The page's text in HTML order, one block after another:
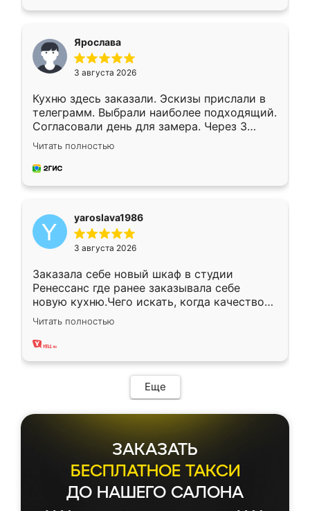
Ярослава
3 августа 2026
Кухню здесь заказали. Эскизы прислали в
телеграмм. Выбрали наиболее подходящий.
Согласовали день для замера. Через 3
недели кухня была уже готова. Остались
довольны работой. Спасибо Ренессанс
мебель за качественную работу!
Читать полностью
yaroslava1986
3 августа 2026
Заказала себе новый шкаф в студии
Ренессанс где ранее заказывала себе
новую кухню.Чего искать, когда качеством
вполне довольна. Служит кухня уже почти
два года, нареканий нет.
Читать полностью
Еще
ЗАКАЗАТЬ
БЕСПЛАТНОЕ ТАКСИ
ДО НАШЕГО САЛОНА